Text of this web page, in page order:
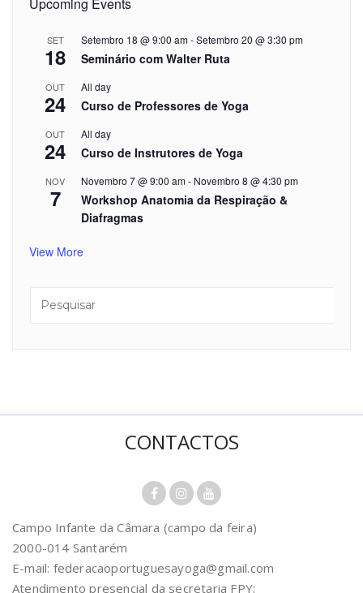
SET
18
Setembro 18 @ 9:00 am-Setembro 20 @ 3:30 pm
Seminário com Walter Ruta
OUT
24
All day
Curso de Professores de Yoga
OUT
24
All day
Curso de Instrutores de Yoga
NOV
7
Novembro 7 @ 9:00 am- Novembro 8 @ 4:30 pm
Workshop Anatomia da Respiração &
Diafragmas
View More
CONTACTOS
Campo Infante da Câmara (campo da feira)
2000-014 Santarém
E-mail: federacaoportuguesayoga@gmail.com
Atendimento presencial da secretaria FPY: